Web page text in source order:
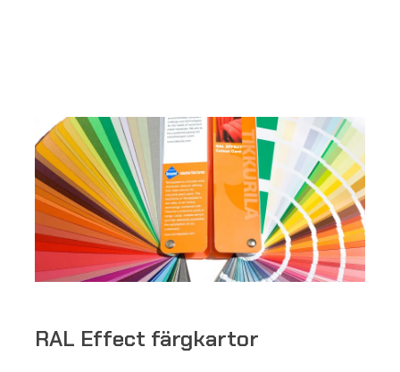
RAL Effect färgkartor